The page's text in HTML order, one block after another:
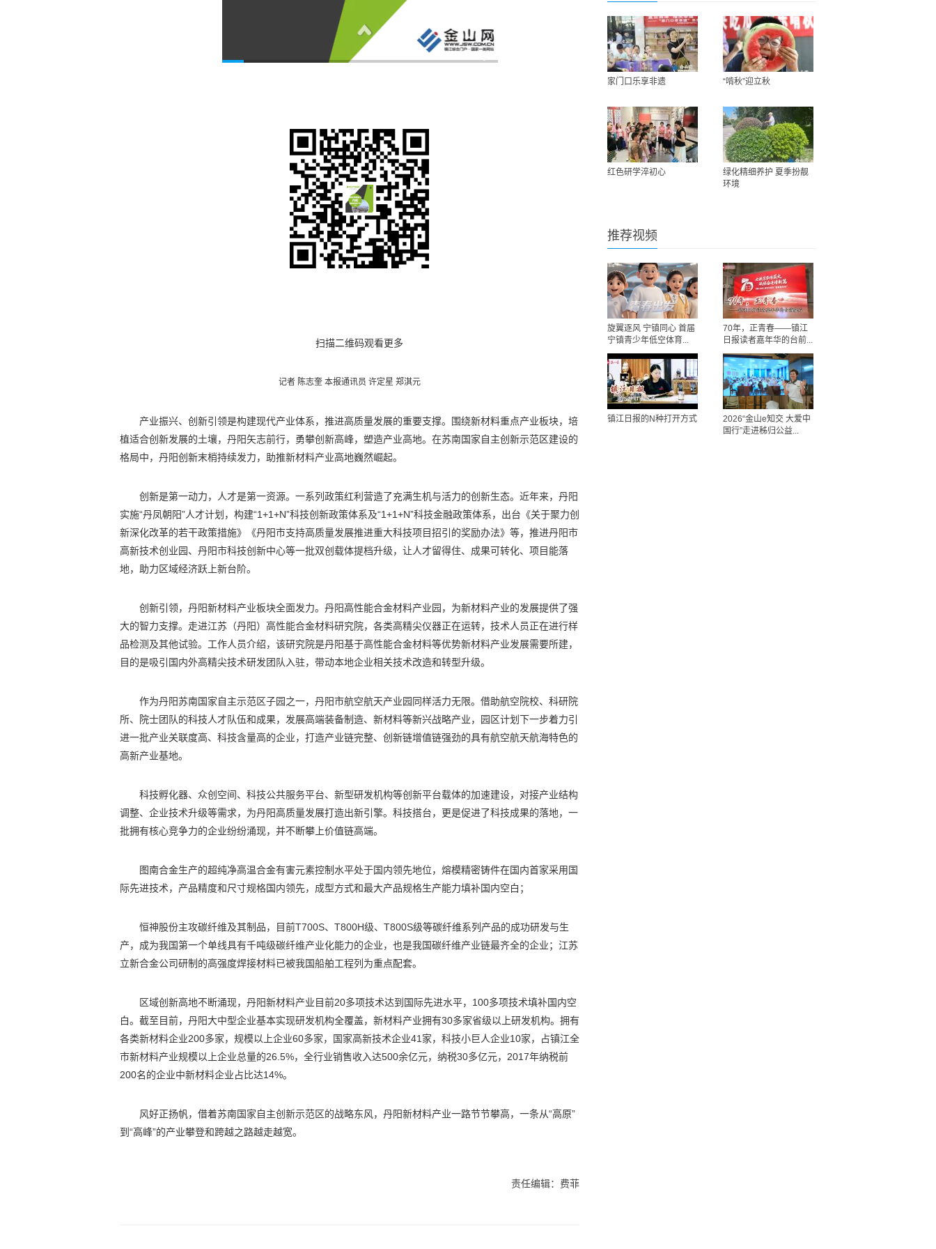
扫描二维码观看更多
记者 陈志奎 本报通讯员 许定星 郑淇元
产业振兴、创新引领是构建现代产业体系，推进高质量发展的重要支撑。围绕新材料重点产业板块，培
植适合创新发展的土壤，丹阳矢志前行，勇攀创新高峰，塑造产业高地。在苏南国家自主创新示范区建设的
格局中，丹阳创新末梢持续发力，助推新材料产业高地巍然崛起。
创新是第一动力，人才是第一资源。一系列政策红利营造了充满生机与活力的创新生态。近年来，丹阳
实施“丹凤朝阳”人才计划，构建“1+1+N”科技创新政策体系及“1+1+N”科技金融政策体系，出台《关于聚力创
新深化改革的若干政策措施》《丹阳市支持高质量发展推进重大科技项目招引的奖励办法》等，推进丹阳市
高新技术创业园、丹阳市科技创新中心等一批双创载体提档升级，让人才留得住、成果可转化、项目能落
地，助力区域经济跃上新台阶。
创新引领，丹阳新材料产业板块全面发力。丹阳高性能合金材料产业园，为新材料产业的发展提供了强
大的智力支撑。走进江苏（丹阳）高性能合金材料研究院，各类高精尖仪器正在运转，技术人员正在进行样
品检测及其他试验。工作人员介绍，该研究院是丹阳基于高性能合金材料等优势新材料产业发展需要所建，
目的是吸引国内外高精尖技术研发团队入驻，带动本地企业相关技术改造和转型升级。
作为丹阳苏南国家自主示范区子园之一，丹阳市航空航天产业园同样活力无限。借助航空院校、科研院
所、院士团队的科技人才队伍和成果，发展高端装备制造、新材料等新兴战略产业，园区计划下一步着力引
进一批产业关联度高、科技含量高的企业，打造产业链完整、创新链增值链强劲的具有航空航天航海特色的
高新产业基地。
科技孵化器、众创空间、科技公共服务平台、新型研发机构等创新平台载体的加速建设，对接产业结构
调整、企业技术升级等需求，为丹阳高质量发展打造出新引擎。科技搭台，更是促进了科技成果的落地，一
批拥有核心竞争力的企业纷纷涌现，并不断攀上价值链高端。
图南合金生产的超纯净高温合金有害元素控制水平处于国内领先地位，熔模精密铸件在国内首家采用国
际先进技术，产品精度和尺寸规格国内领先，成型方式和最大产品规格生产能力填补国内空白；
恒神股份主攻碳纤维及其制品，目前T700S、T800H级、T800S级等碳纤维系列产品的成功研发与生
产，成为我国第一个单线具有千吨级碳纤维产业化能力的企业，也是我国碳纤维产业链最齐全的企业；江苏
立新合金公司研制的高强度焊接材料已被我国船舶工程列为重点配套。
区域创新高地不断涌现，丹阳新材料产业目前20多项技术达到国际先进水平，100多项技术填补国内空
白。截至目前，丹阳大中型企业基本实现研发机构全覆盖，新材料产业拥有30多家省级以上研发机构。拥有
各类新材料企业200多家，规模以上企业60多家，国家高新技术企业41家，科技小巨人企业10家，占镇江全
市新材料产业规模以上企业总量的26.5%，全行业销售收入达500余亿元，纳税30多亿元，2017年纳税前
200名的企业中新材料企业占比达14%。
风好正扬帆，借着苏南国家自主创新示范区的战略东风，丹阳新材料产业一路节节攀高，一条从“高原”
到“高峰”的产业攀登和跨越之路越走越宽。
责任编辑：费菲
家门口乐享非遗 “啃秋”迎立秋
红色研学淬初心
绿化精细养护 夏季扮靓
环境
推荐视频
旋翼逐风 宁镇同心 首届
宁镇青少年低空体育...
70年，正青春——镇江
日报读者嘉年华的台前...
镇江日报的N种打开方式
2026“金山e知交 大爱中
国行”走进秭归公益...